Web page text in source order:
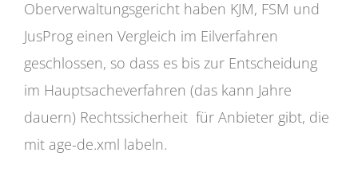
Oberverwaltungsgericht haben KJM, FSM und
JusProg einen Vergleich im Eilverfahren
geschlossen, so dass es bis zur Entscheidung
im Hauptsacheverfahren (das kann Jahre
dauern) Rechtssicherheit für Anbieter gibt, die
mit age-de.xml labeln.